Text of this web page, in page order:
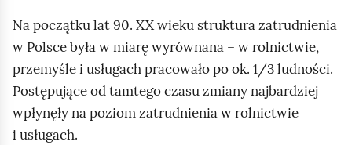
a
u
u
Na początku lat 90. XX wieku struktura zatrudnienia
w Polsce była w miarę wyrównana – w rolnictwie,
przemyśle i usługach pracowało po ok. 1/3 ludności.
Postępujące od tamtego czasu zmiany najbardziej
wpłynęły na poziom zatrudnienia w rolnictwie
i usługach.